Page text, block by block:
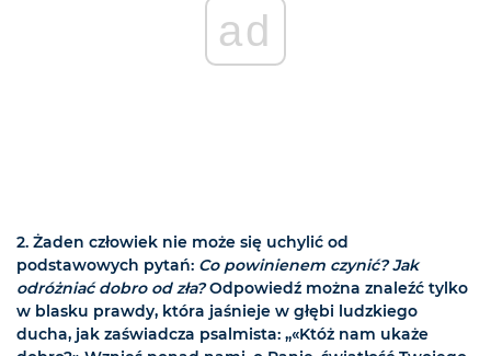
ad
2. Żaden człowiek nie może się uchylić od
podstawowych pytań: Co powinienem czynić? Jak
odróżniać dobro od zła?Odpowiedź można znaleźć tylko
w blasku prawdy, która jaśnieje w głębi ludzkiego
ducha, jak zaświadcza psalmista: „«Któż nam ukaże